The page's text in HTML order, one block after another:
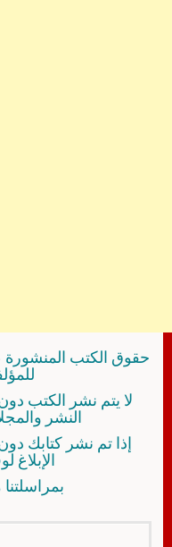
حقوق الكتب
لا يتم نشر الكتب
النشر
إذا تم نشر كتابك